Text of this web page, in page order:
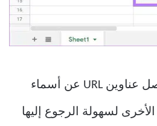
هذه طريقة واحدة لفصل عناوين URL عن أسماء
لسهولة الرجوع إليها